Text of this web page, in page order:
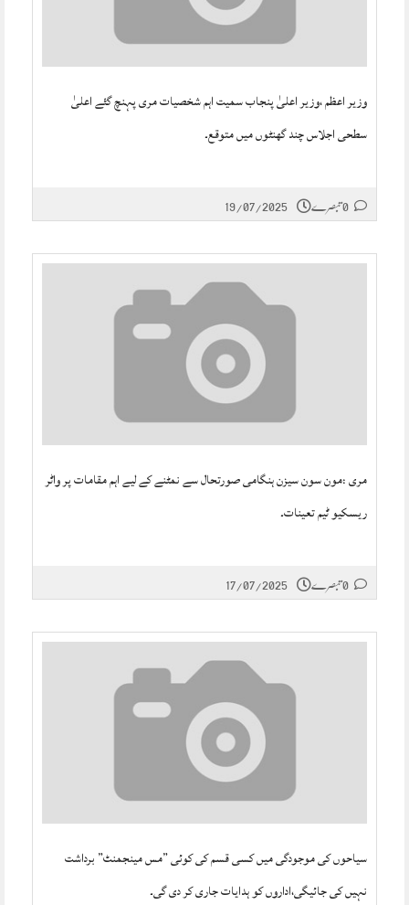
وزیر اعظم ،وزیر اعلیٰ پنجاب سمیت اہم شخصیات مری پہنچ گئے اعلیٰ
سطحی اجلاس چند گھنٹوں میں متوقع۔
19/07/2025
مری :مون سون سیزن ہنگامی صورتحال سے نمٹنے کے لیے اہم مقامات پر واٹر
ریسکیو ٹیم تعینات۔
17/07/2025
سیاحوں کی موجودگی میں کسی قسم کی کوئی ”مس مینجمنٹ” برداشت
نہیں کی جائیگی،اداروں کو ہدایات جاری کر دی گی۔